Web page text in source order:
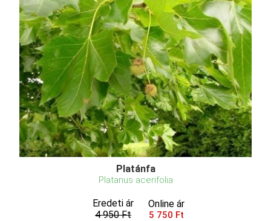
Platánfa
Platanus acerifolia
Eredeti ár
4 950 Ft
Online ár
5 750 Ft